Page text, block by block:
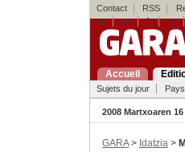
Contact RSS
eu
es fr en
Accueil
Sujets du jour
2008 Martxoaren 16
GARA> Idatzia >